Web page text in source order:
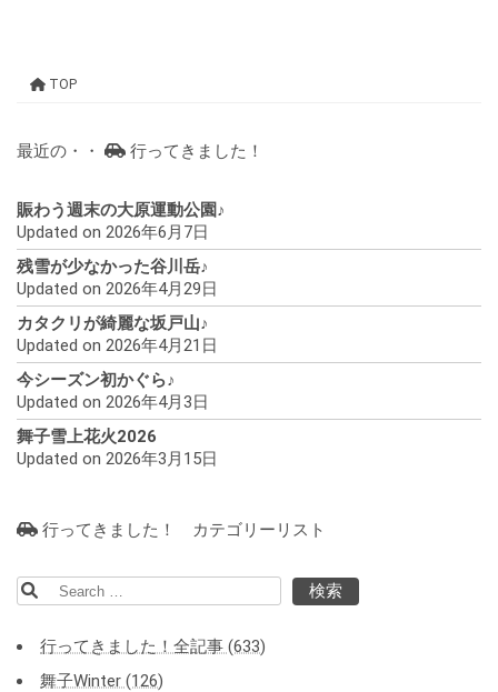
TOP
最近の・・ 行ってきました！
賑わう週末の大原運動公園♪
Updated on 2026年6月7日
残雪が少なかった谷川岳♪
Updated on 2026年4月29日
カタクリが綺麗な坂戸山♪
Updated on 2026年4月21日
今シーズン初かぐら♪
Updated on 2026年4月3日
舞子雪上花火2026
Updated on 2026年3月15日
行ってきました！ カテゴリーリスト
索:
行ってきました！全記事 (633)
舞子Winter (126)